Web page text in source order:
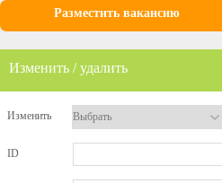
Разместить вакансию
Изменить / удалить
Изменить
ID